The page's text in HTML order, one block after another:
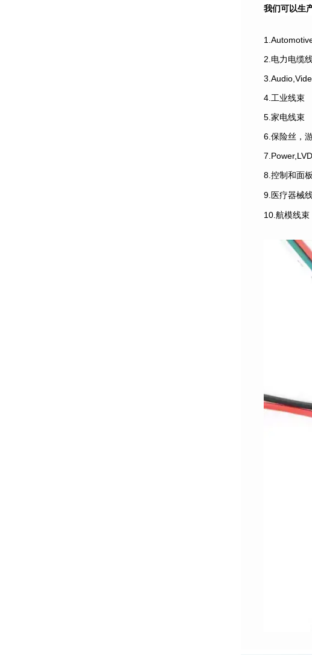
我们可以生
2.电力电缆
4.工业线束
5.家电线束
6.保险丝，
8.控制和面
9.医疗器械
10.航模线束